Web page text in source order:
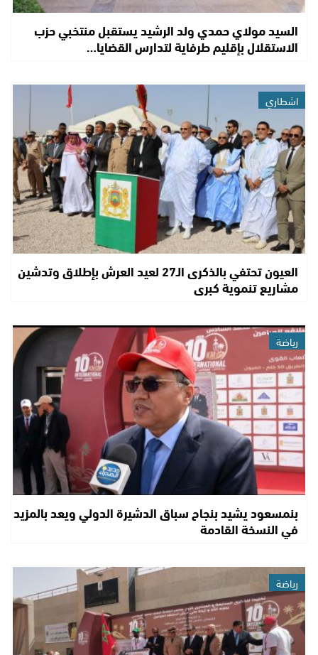
السيد مولاي حمدي ولد الرشيد يستقبل منتخبي حزب
الاستقلال بإقليم طرفاية لتدارس القضايا…
اشطاري
العيون تحتفي بالذكرى الـ27 لعيد العرش بإطلاق وتدشين
مشاريع تنموية كبرى
رياضة
بنمسعود يشيد بنجاح سباق الدشيرة الدولي ويعد بالمزيد
في النسخة القادمة
رياضة